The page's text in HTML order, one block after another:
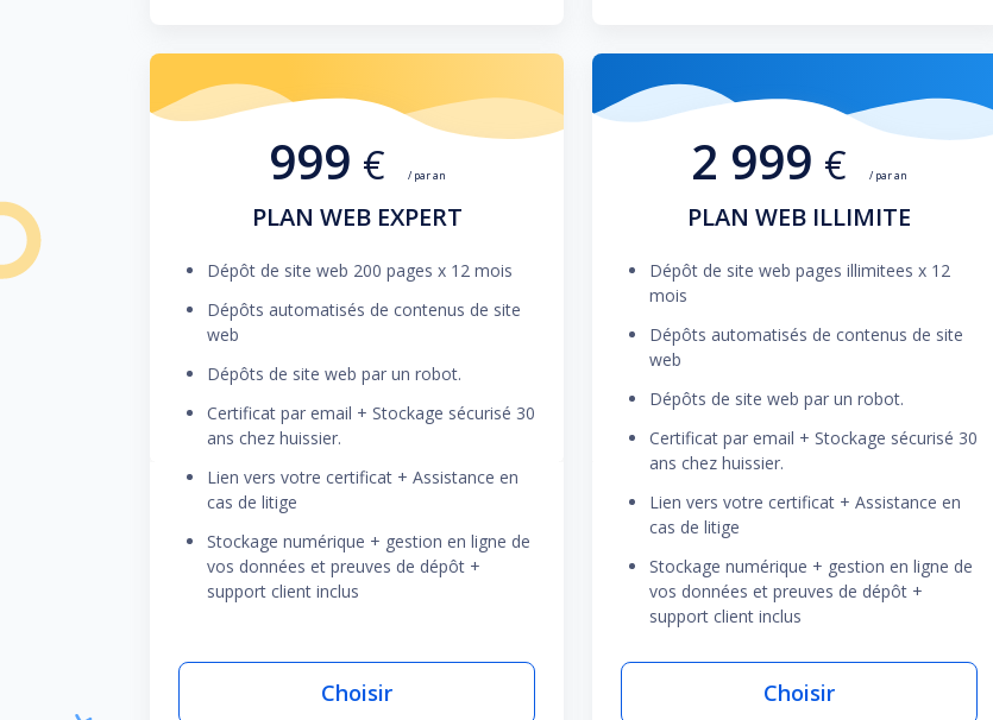
999 € / par an
PLAN WEB EXPERT
Dépôt de site web 200 pages x 12 mois
Dépôts automatisés de contenus de site
web
Dépôts de site web par un robot.
Certificat par email + Stockage sécurisé 30
ans chez huissier.
Lien vers votre certificat + Assistance en
cas de litige
Stockage numérique + gestion en ligne de
vos données et preuves de dépôt +
support client inclus
Choisir
2 999 € / par an
PLAN WEB ILLIMITE
Dépôt de site web pages illimitees x 12
mois
Dépôts automatisés de contenus de site
web
Dépôts de site web par un robot.
Certificat par email + Stockage sécurisé 30
ans chez huissier.
Lien vers votre certificat + Assistance en
cas de litige
Stockage numérique + gestion en ligne de
vos données et preuves de dépôt +
support client inclus
Choisir